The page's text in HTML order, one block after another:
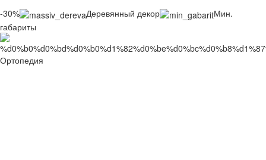
-30%
Деревянный декор
Мин.
габариты
Ортопедия